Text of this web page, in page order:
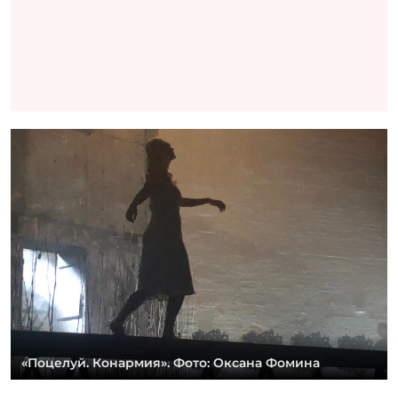
«Поцелуй. Конармия». Фото: Оксана Фомина